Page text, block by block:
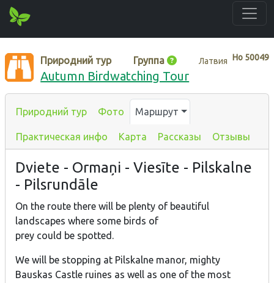
Нo 50049
Природний тур Группа Латвия
Autumn Birdwatching Tour
Природний тур Фото Маршрут
Практическая инфо Карта Рассказы Отзывы
Dviete - Ormaņi - Viesīte - Pilskalne
- Pilsrundāle
On the route there will be plenty of beautiful
landscapes where some birds of
prey could be spotted.
We will be stopping at Pilskalne manor, mighty
Bauskas Castle ruines as well as one of the most